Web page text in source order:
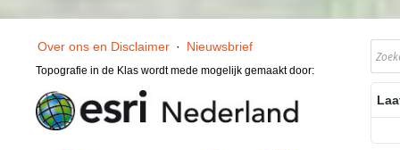
Over ons en Disclaimer · Nieuwsbrief
Topografie in de Klas wordt mede mogelijk gemaakt door: